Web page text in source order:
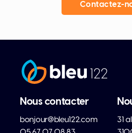
Contactez-
Nous contacter
bonjour@bleu122.com
31